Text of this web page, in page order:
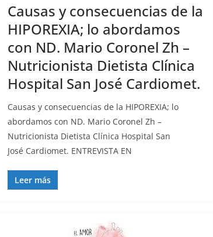
Causas y consecuencias de la
HIPOREXIA; lo abordamos
con ND. Mario Coronel Zh –
Nutricionista Dietista Clínica
Hospital San José Cardiomet.
Causas y consecuencias de la HIPOREXIA; lo
abordamos con ND. Mario Coronel Zh –
Nutricionista Dietista Clínica Hospital San
José Cardiomet. ENTREVISTA EN
Leer más